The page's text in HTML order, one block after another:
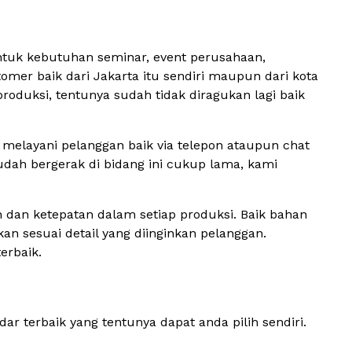
kebutuhan seminar, event perusahaan,
baik dari Jakarta itu sendiri maupun dari kota
tentunya sudah tidak diragukan lagi baik
pelanggan baik via telepon ataupun chat
bergerak di bidang ini cukup lama, kami
ketepatan dalam setiap produksi. Baik bahan
sesuai detail yang diinginkan pelanggan.
terbaik yang tentunya dapat anda pilih sendiri.